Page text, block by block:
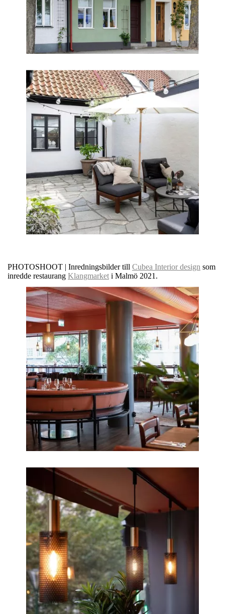
PHOTOSHOOT | Inredningsbilder till Cubea Interior design som
inredde restaurang Klangmarket i Malmö 2021.